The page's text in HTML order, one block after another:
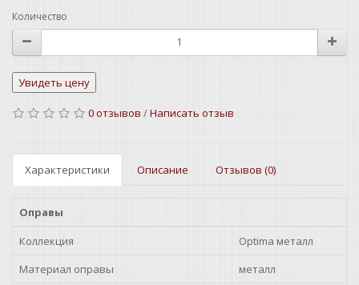
Количество
0 отзывов /Написать отзыв
Характеристики Описание Отзывов (0)
Оправы
Коллекция
Optima металл
Материал оправы
металл